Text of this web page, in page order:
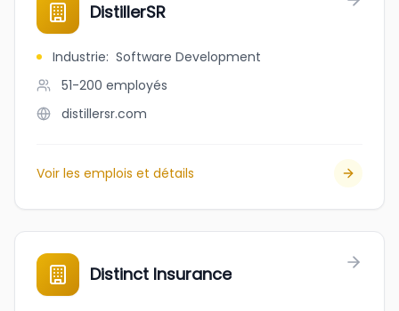
DistillerSR
Industrie: Software Development
51-200 employés
distillersr.com
Voir les emplois et détails
Distinct Insurance